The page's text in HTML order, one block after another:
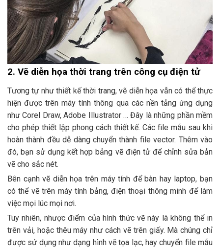
2. Vẽ diễn họa thời trang trên công cụ điện tử
Tương tự như thiết kế thời trang, vẽ diễn họa vẫn có thể thực
hiện được trên máy tính thông qua các nền tảng ứng dụng
như Corel Draw, Adobe Illustrator … Đây là những phần mềm
cho phép thiết lập phong cách thiết kế. Các file mẫu sau khi
hoàn thành đều dễ dàng chuyển thành file vector. Thêm vào
đó, bạn sử dụng kết hợp bảng vẽ điện tử để chỉnh sửa bản
vẽ cho sắc nét.
Bên cạnh vẽ diễn họa trên máy tính để bàn hay laptop, bạn
có thể vẽ trên máy tính bảng, điện thoại thông minh để làm
việc mọi lúc mọi nơi.
Tuy nhiên, nhược điểm của hình thức vẽ này là không thể in
trên vải, hoặc thêu máy như cách vẽ trên giấy. Mà chúng chỉ
được sử dụng như dạng hình vẽ tọa lạc, hay chuyển file mẫu